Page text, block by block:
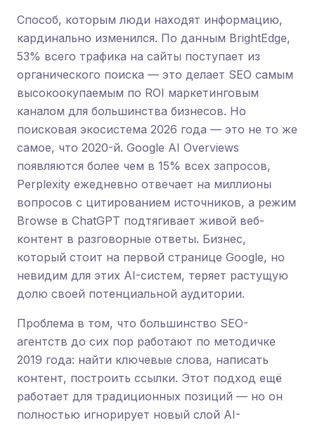
Способ, которым люди находят информацию,
кардинально изменился. По данным BrightEdge,
53% всего трафика на сайты поступает из
органического поиска — это делает SEO самым
высокоокупаемым по ROI маркетинговым
каналом для большинства бизнесов. Но
поисковая экосистема 2026 года — это не то же
самое, что 2020-й. Google AI Overviews
появляются более чем в 15% всех запросов,
Perplexity ежедневно отвечает на миллионы
вопросов с цитированием источников, а режим
Browse в ChatGPT подтягивает живой веб-
контент в разговорные ответы. Бизнес,
который стоит на первой странице Google, но
невидим для этих AI-систем, теряет растущую
долю своей потенциальной аудитории.
Проблема в том, что большинство SEO-
агентств до сих пор работают по методичке
2019 года: найти ключевые слова, написать
контент, построить ссылки. Этот подход ещё
работает для традиционных позиций — но он
полностью игнорирует новый слой AI-